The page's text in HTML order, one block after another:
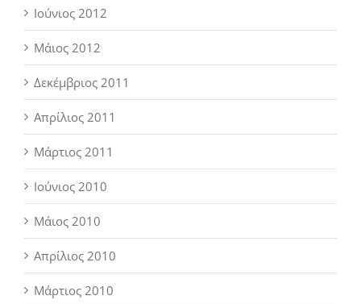
Ιούνιος 2012
Μάιος 2012
Δεκέμβριος 2011
Απρίλιος 2011
Μάρτιος 2011
Ιούνιος 2010
Μάιος 2010
Απρίλιος 2010
Μάρτιος 2010